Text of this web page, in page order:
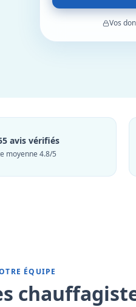
Vos
avis vérifiés
moyenne 4.8/5
ÉQUIPE